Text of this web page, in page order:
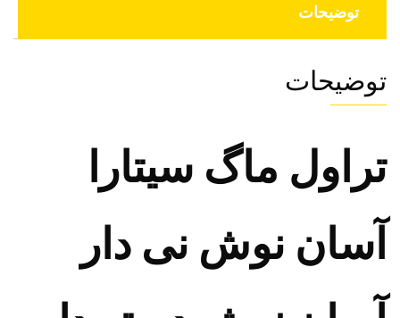
توضیحات
توضیحات
تراول ماگ سیتارا
آسان نوش نی دار